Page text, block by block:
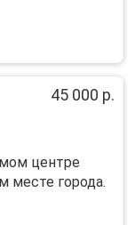
45 000 р.
центре
месте города.